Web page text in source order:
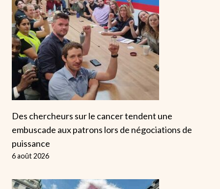
Des chercheurs sur le cancer tendent une
embuscade aux patrons lors de négociations de
puissance
6 août 2026